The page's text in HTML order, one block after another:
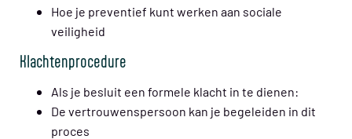
Hoe je preventief kunt werken aan sociale
veiligheid
Klachtenprocedure
Als je besluit een formele klacht in te dienen:
De vertrouwenspersoon kan je begeleiden in dit
proces